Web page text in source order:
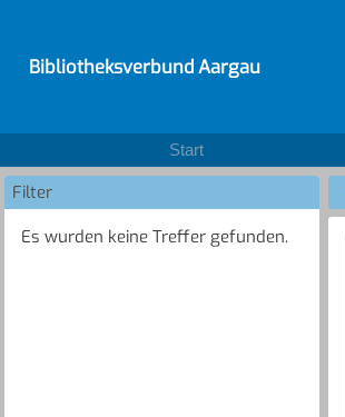
Bibliotheksverbund Aargau
Start
Filter
Es wurden keine Treffer gefunden.